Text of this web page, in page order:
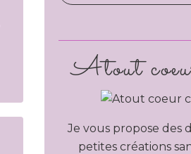
Atout
Je vous propose des
petites créations